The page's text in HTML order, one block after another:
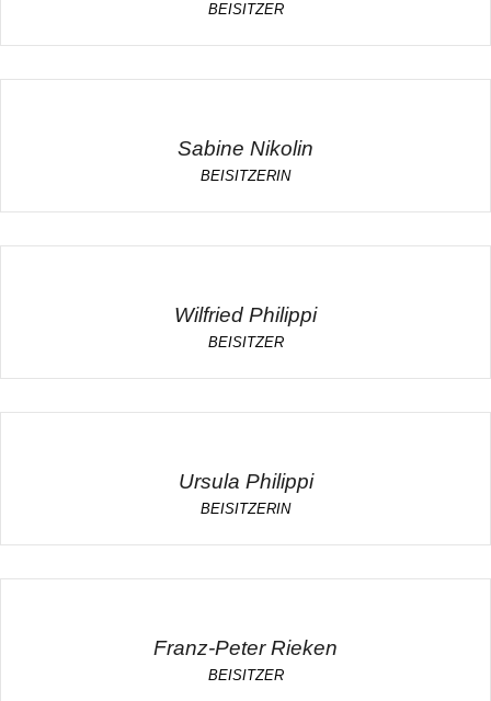
BEISITZER
Sabine Nikolin
BEISITZERIN
Wilfried Philippi
BEISITZER
Ursula Philippi
BEISITZERIN
Franz-Peter Rieken
BEISITZER